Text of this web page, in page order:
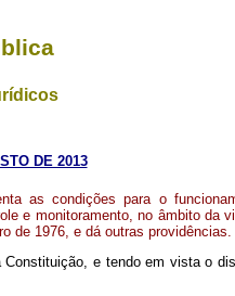
DE 2013
as condições para o
e monitoramento, no âmbito da
de 1976, e dá outras providências.
e tendo em vista o